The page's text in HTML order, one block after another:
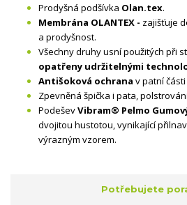
Prodyšná podšívka Olan.tex.
Membrána OLANTEX - zajišťuje
a prodyšnost.
Všechny druhy usní použitých při
opatřeny udržitelnými
Antišoková ochrana v patní
Zpevněná špička i pata,
PodeševVibram® Pelmo
dvojitou hustotou, vynikající
výrazným vzorem.
Potřebujete